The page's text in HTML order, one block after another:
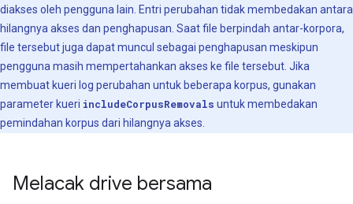
diakses oleh pengguna lain. Entri perubahan tidak membedakan antara
hilangnya akses dan penghapusan. Saat file berpindah antar-korpora,
file tersebut juga dapat muncul sebagai penghapusan meskipun
pengguna masih mempertahankan akses ke file tersebut. Jika
membuat kueri log perubahan untuk beberapa korpus, gunakan
parameter kueri includeCorpusRemovals untuk membedakan
pemindahan korpus dari hilangnya akses.
Melacak drive bersama